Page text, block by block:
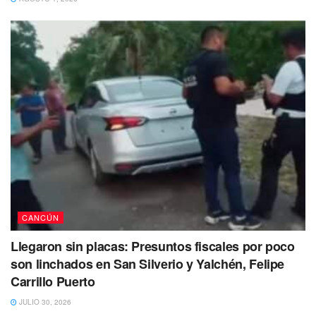
Incluso en las imágenes que circulan en redes sociales se
observa a personal del municipio con un accesorio de
tránsito y vialidad que contiene basura en su interior.
CANCÚN
Llegaron sin placas: Presuntos fiscales por poco
son linchados en San Silverio y Yalchén, Felipe
Carrillo Puerto
JULIO 30, 2026